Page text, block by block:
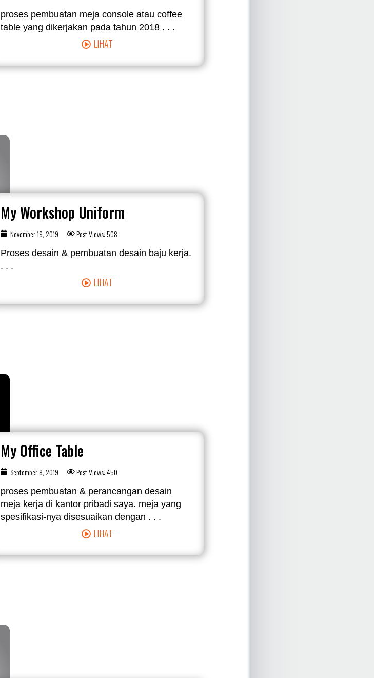
proses pembuatan meja console atau coffee
table yang dikerjakan pada tahun 2018 . . .
LIHAT
My Workshop Uniform
November 19, 2019 Post Views: 508
Proses desain & pembuatan desain baju kerja.
. . .
LIHAT
My Office Table
September 8, 2019 Post Views: 450
proses pembuatan & perancangan desain
meja kerja di kantor pribadi saya. meja yang
spesifikasi-nya disesuaikan dengan . . .
LIHAT